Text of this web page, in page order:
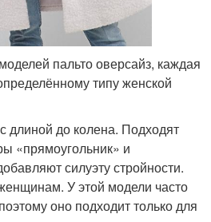
пальто оверсайз, каждая
типу женской
длиной до колена. Подходят
«прямоугольник» и
силуэту стройности.
У этой модели часто
оно подходит только для